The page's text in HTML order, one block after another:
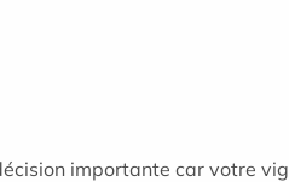
importante car votre